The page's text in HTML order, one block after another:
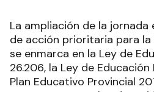
La ampliación de la jornada
de acción prioritaria para la
se enmarca en la Ley de
26.206, la Ley de
Plan Educativo Provincial